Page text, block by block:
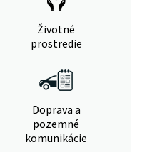
Životné
prostredie
Doprava a
pozemné
komunikácie